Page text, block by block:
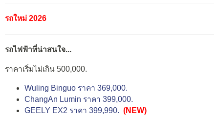
รถใหม่ 2026
รถไฟฟ้าที่น่าสนใจ...
ราคาเริ่มไม่เกิน 500,000.
Wuling Binguo ราคา 369,000.
ChangAn Lumin ราคา 399,000.
GEELY EX2 ราคา 399,990. (NEW)